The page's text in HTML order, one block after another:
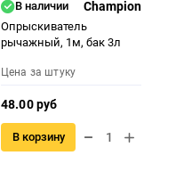
В наличии Champion
Опрыскиватель
рычажный, 1м, бак 3л
Цена за штуку
48.00 руб
В корзину